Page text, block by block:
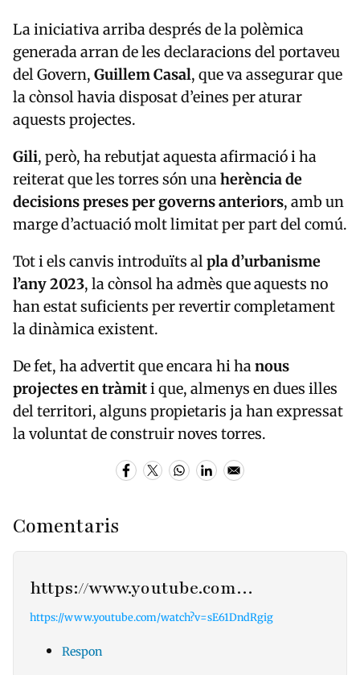
La iniciativa arriba després de la polèmica
generada arran de les declaracions del portaveu
del Govern, Guillem Casal, que va assegurar que
la cònsol havia disposat d’eines per aturar
aquests projectes.
Gili, però, ha rebutjat aquesta afirmació i ha
reiterat que les torres són unaherència de
decisions preses per governs anteriors, amb un
marge d’actuació molt limitat per part del comú.
Tot i els canvis introduïts alpla d’urbanisme
l’any 2023, la cònsol ha admès que aquests no
han estat suficients per revertir completament
la dinàmica existent.
De fet, ha advertit que encara hi hanous
projectes en tràmiti que, almenys en dues illes
del territori, alguns propietaris ja han expressat
la voluntat de construir noves torres.
Comentaris
https://www.youtube.com…
https://www.youtube.com/watch?v=sE61DndRgig
Respon